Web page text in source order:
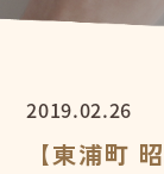
2019.02.26
【東浦町